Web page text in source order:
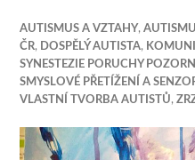
AUTISMUS A VZTAHY,
ČR, DOSPĚLÝ AUTISTA,
SYNESTEZIE PORUCHY
SMYSLOVÉ PŘETÍŽENÍ A
VLASTNÍ TVORBA AUTISTŮ,